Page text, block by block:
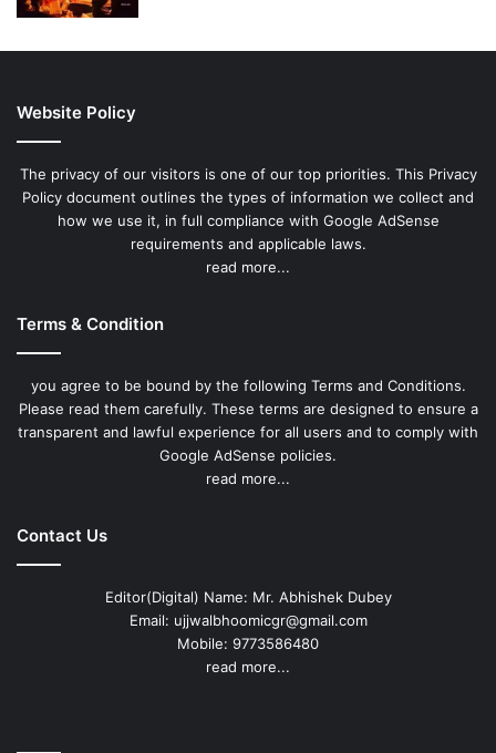
Website Policy
The privacy of our visitors is one of our top priorities. This Privacy
Policy document outlines the types of information we collect and
how we use it, in full compliance with Google AdSense
requirements and applicable laws.
read more...
Terms & Condition
you agree to be bound by the following Terms and Conditions.
Please read them carefully. These terms are designed to ensure a
transparent and lawful experience for all users and to comply with
Google AdSense policies.
read more...
Contact Us
Editor(Digital) Name: Mr. Abhishek Dubey
Email: ujjwalbhoomicgr@gmail.com
Mobile: 9773586480
read more...